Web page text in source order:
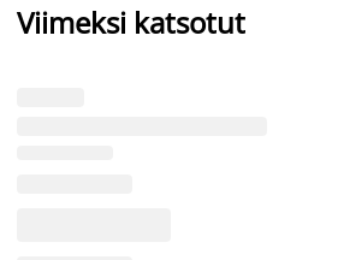
Viimeksi katsotut